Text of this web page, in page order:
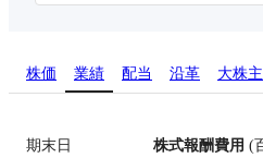
株価 業績 配当 沿革 大株主
期末日 株式報酬費用 (